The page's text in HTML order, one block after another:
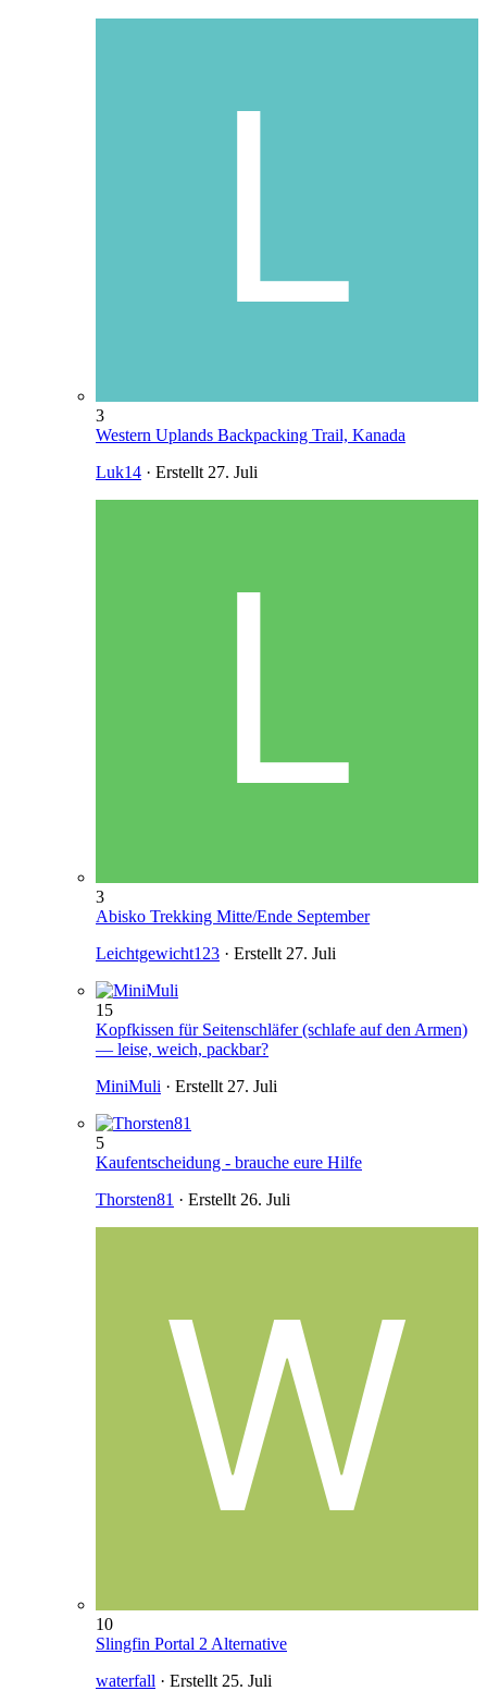
3
Western Uplands Backpacking Trail, Kanada
Luk14 · Erstellt 27. Juli
3
Abisko Trekking Mitte/Ende September
Leichtgewicht123 · Erstellt 27. Juli
15
Kopfkissen für Seitenschläfer (schlafe auf den Armen)
— leise, weich, packbar?
MiniMuli · Erstellt 27. Juli
5
Kaufentscheidung - brauche eure Hilfe
Thorsten81 · Erstellt 26. Juli
10
Slingfin Portal 2 Alternative
waterfall · Erstellt 25. Juli